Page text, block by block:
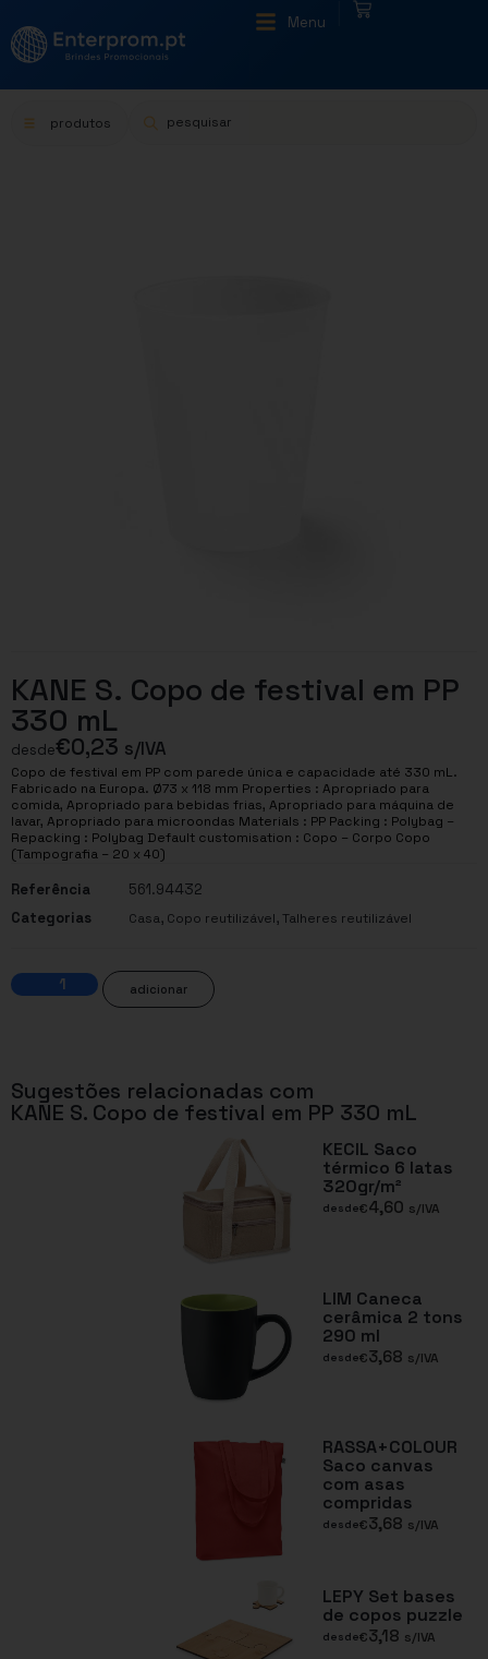
Menu
produtos
KANE S. Copo de festival em PP
330 mL
desde€0,23 s/IVA
Copo de festival em PP com parede única e capacidade até 330 mL.
Fabricado na Europa. Ø73 x 118 mm Properties : Apropriado para
comida, Apropriado para bebidas frias, Apropriado para máquina de
lavar, Apropriado para microondas Materials : PP Packing : Polybag –
Repacking : Polybag Default customisation : Copo – Corpo Copo
(Tampografia – 20 x 40)
Referência
561.94432
Categorias
Casa, Copo reutilizável,Talheres reutilizável
adicionar
Sugestões relacionadas com
KANE S. Copo de festival em PP 330 mL
KECIL Saco
térmico 6 latas
320gr/m²
desde€4,60 s/IVA
LIM Caneca
cerâmica 2 tons
290 ml
desde€3,68 s/IVA
RASSA+COLOUR
Saco canvas
com asas
compridas
desde€3,68 s/IVA
LEPY Set bases
de copos puzzle
desde€3,18 s/IVA